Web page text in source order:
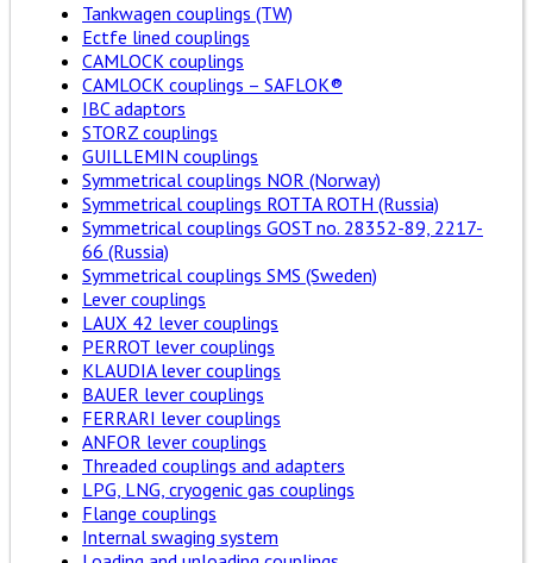
Tankwagen couplings (TW)
Ectfe lined couplings
CAMLOCK couplings
CAMLOCK couplings – SAFLOK®
IBC adaptors
STORZ couplings
GUILLEMIN couplings
Symmetrical couplings NOR (Norway)
Symmetrical couplings ROTTA ROTH (Russia)
Symmetrical couplings GOST no. 28352-89, 2217-
66 (Russia)
Symmetrical couplings SMS (Sweden)
Lever couplings
LAUX 42 lever couplings
PERROT lever couplings
KLAUDIA lever couplings
BAUER lever couplings
FERRARI lever couplings
ANFOR lever couplings
Threaded couplings and adapters
LPG, LNG, cryogenic gas couplings
Flange couplings
Internal swaging system